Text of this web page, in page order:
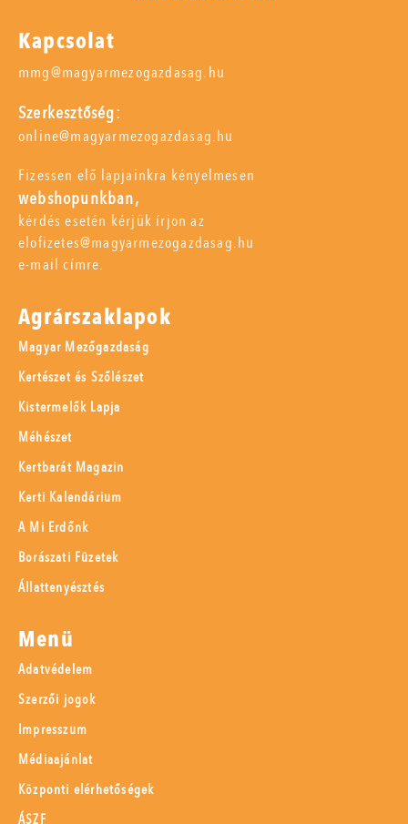
Kapcsolat
mmg@magyarmezogazdasag.hu
Szerkesztőség:
online@magyarmezogazdasag.hu
Fizessen elő lapjainkra kényelmesen
webshopunkban,
kérdés esetén kérjük írjon az
elofizetes@magyarmezogazdasag.hu
e-mail címre.
Agrárszaklapok
Magyar Mezőgazdaság
Kertészet és Szőlészet
Kistermelők Lapja
Méhészet
Kertbarát Magazin
Kerti Kalendárium
A Mi Erdőnk
Borászati Füzetek
Állattenyésztés
Menü
Adatvédelem
Szerzői jogok
Impresszum
Médiaajánlat
Központi elérhetőségek
ÁSZF